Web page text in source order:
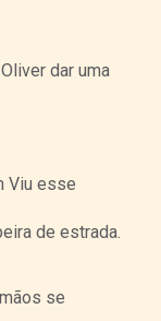
dar uma
Viu esse
de estrada.
se